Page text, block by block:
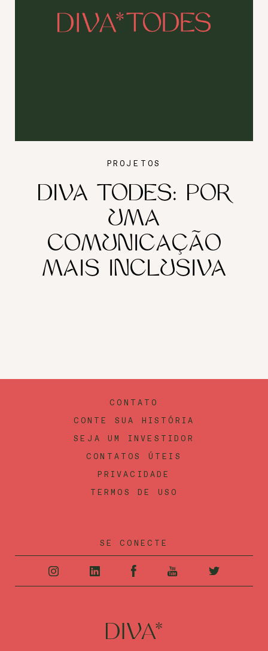
PROJETOS
DIVA TODES: POR
UMA
COMUNICAÇÃO
MAIS INCLUSIVA
CONTATO
CONTE SUA HISTÓRIA
SEJA UM INVESTIDOR
CONTATOS ÚTEIS
PRIVACIDADE
TERMOS DE USO
SE CONECTE